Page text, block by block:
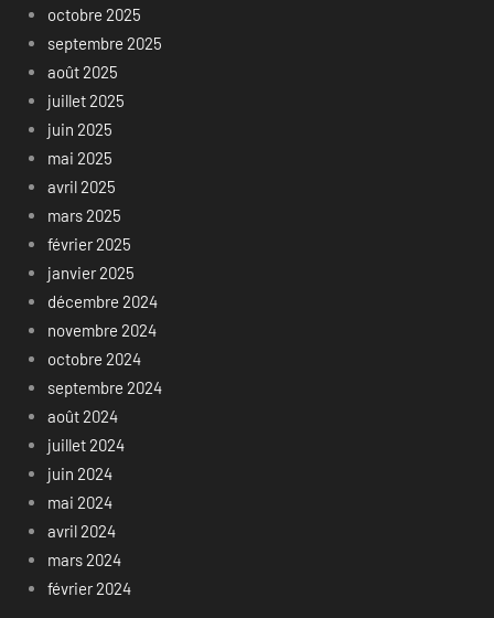
octobre 2025
septembre 2025
août 2025
juillet 2025
juin 2025
mai 2025
avril 2025
mars 2025
février 2025
janvier 2025
décembre 2024
novembre 2024
octobre 2024
septembre 2024
août 2024
juillet 2024
juin 2024
mai 2024
avril 2024
mars 2024
février 2024